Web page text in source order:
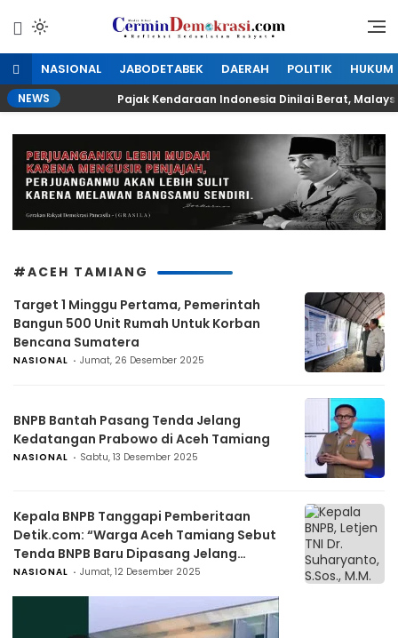
konten
CerminDemokrasi.com
Refleksi Kedaulatan Rakyat
NASIONAL JABODETABEK DAERAH POLITIK HUKUM
NEWS Pajak Kendaraan Indonesia Dinilai Berat,
#ACEH TAMIANG
Target 1 Minggu Pertama, Pemerintah
Bangun 500 Unit Rumah Untuk Korban
Bencana Sumatera
NASIONAL Jumat, 26 Desember 2025
BNPB Bantah Pasang Tenda Jelang
Kedatangan Prabowo di Aceh Tamiang
NASIONAL Sabtu, 13 Desember 2025
Kepala BNPB Tanggapi Pemberitaan
Detik.com: “Warga Aceh Tamiang Sebut
Tenda BNPB Baru Dipasang Jelang
Kedatangan Presiden”
NASIONAL Jumat, 12 Desember 2025